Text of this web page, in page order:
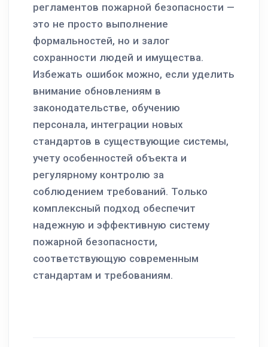
регламентов пожарной безопасности —
это не просто выполнение
формальностей, но и залог
сохранности людей и имущества.
Избежать ошибок можно, если уделить
внимание обновлениям в
законодательстве, обучению
персонала, интеграции новых
стандартов в существующие системы,
учету особенностей объекта и
регулярному контролю за
соблюдением требований. Только
комплексный подход обеспечит
надежную и эффективную систему
пожарной безопасности,
соответствующую современным
стандартам и требованиям.